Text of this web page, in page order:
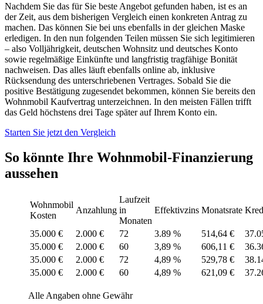
Nachdem Sie das für Sie beste Angebot gefunden haben, ist es an
der Zeit, aus dem bisherigen Vergleich einen konkreten Antrag zu
machen. Das können Sie bei uns ebenfalls in der gleichen Maske
erledigen. In den nun folgenden Teilen müssen Sie sich legitimieren
– also Volljährigkeit, deutschen Wohnsitz und deutsches Konto
sowie regelmäßige Einkünfte und langfristig tragfähige Bonität
nachweisen. Das alles läuft ebenfalls online ab, inklusive
Rücksendung des unterschriebenen Vertrages. Sobald Sie die
positive Bestätigung zugesendet bekommen, können Sie bereits den
Wohnmobil Kaufvertrag unterzeichnen. In den meisten Fällen trifft
das Geld höchstens drei Tage später auf Ihrem Konto ein.
Starten Sie jetzt den Vergleich
So könnte Ihre Wohnmobil-Finanzierung
aussehen
Wohnmobil
Kosten
Anzahlung
Laufzeit
in
Monaten
Effektivzins Monatsrate
35.000 € 2.000 € 72 3.89 % 514,64 €
35.000 €
2.000 € 60 3,89 % 606,11 €
35.000 €
2.000 € 72 4,89 % 529,78 €
35.000 €
2.000 € 60 4,89 % 621,09 €
Alle Angaben ohne Gewähr